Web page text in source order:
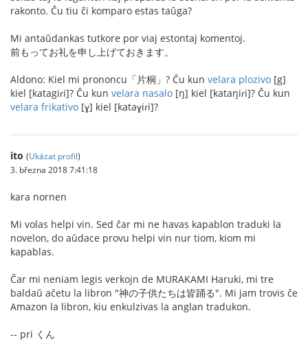
rakonto. Ĉu tiu ĉi komparo estas taŭga?
Mi antaŭdankas tutkore por viaj estontaj komentoj.
前もってお礼を申し上げておきます。
Aldono: Kiel mi prononcu「片桐」? Ĉu kun velara plozivo [g]
kiel [katagiɾi]? Ĉu kun velara nasalo [ŋ] kiel [kataŋiɾi]? Ĉu kun
velara frikativo [ɣ] kiel [kataɣiɾi]?
ito (Ukázat profil)
3. března 2018 7:41:18
kara nornen
Mi volas helpi vin. Sed ĉar mi ne havas kapablon traduki la
novelon, do aŭdace provu helpi vin nur tiom, kiom mi
kapablas.
Ĉar mi neniam legis verkojn de MURAKAMI Haruki, mi tre
baldaŭ aĉetu la libron "神の子供たちは皆踊る". Mi jam trovis ĉe
Amazon la libron, kiu enkulzivas la anglan tradukon.
-- pri くん